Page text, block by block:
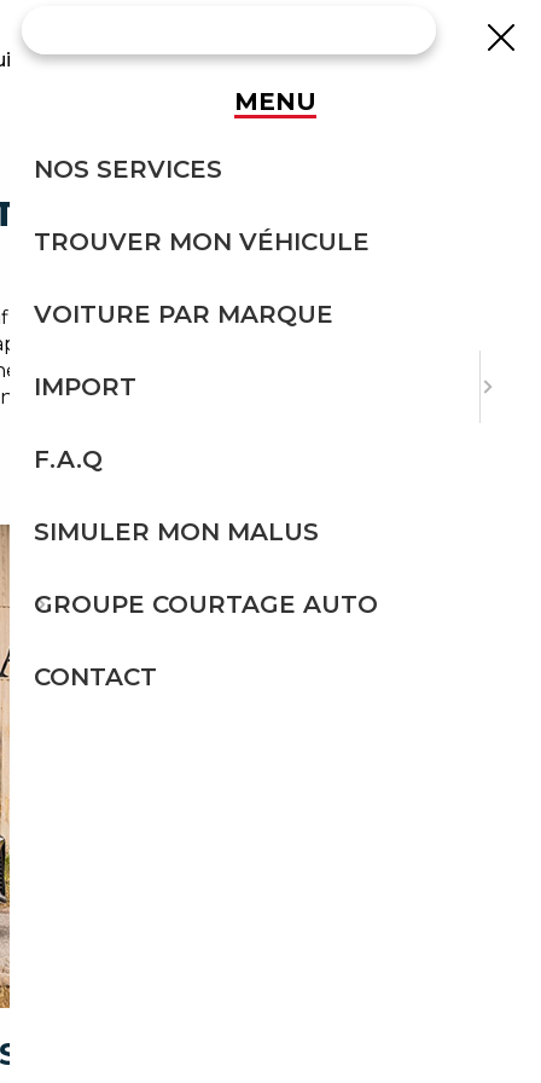
EN TOUTE
par les navetteurs vers Paris et les
à un
négocions et sécurisons l'achat, qu'il
en ville.
SUR-MARNE POUR
MENU
NOS SERVICES
TROUVER MON VÉHICULE
VOITURE PAR MARQUE
IMPORT
F.A.Q
SIMULER MON MALUS
GROUPE COURTAGE AUTO
CONTACT